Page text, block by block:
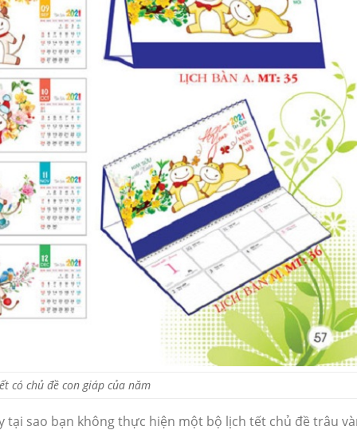
có chủ đề con giáp của năm
tại sao bạn không thực hiện một bộ lịch tết chủ đề trâu